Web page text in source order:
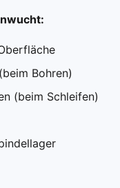
Bohren)
(beim Schleifen)